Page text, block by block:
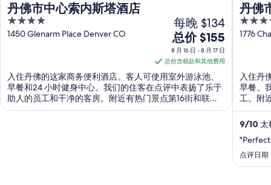
丹佛市中心索内斯塔酒店
4
out
1450 Glenarm Place Denver CO
每晚 $134
8
月
16
日
到
8
月
总价 $155
8 月 16 日 - 8 月 17 日
总价含税款和其他费用
入住丹佛的这家商务便利酒店。客人可使用室外游泳池、
早餐和24 小时健身中心。我们的住客在点评中表扬了乐于
助人的员工和干净的客房。附近有热门景点第16街和联合
车站。
丹佛
4
out
1776
入住丹
早餐。
工。附
9/10 太
点评日期